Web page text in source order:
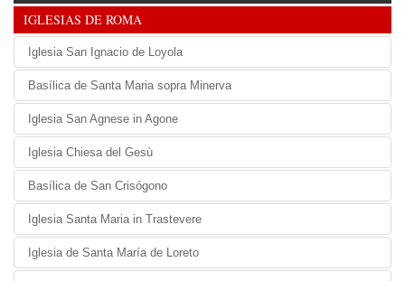
IGLESIAS DE ROMA
Iglesia San Ignacio de Loyola
Basílica de Santa Maria sopra Minerva
Iglesia San Agnese in Agone
Iglesia Chiesa del Gesù
Basílica de San Crisógono
Iglesia Santa Maria in Trastevere
Iglesia de Santa María de Loreto